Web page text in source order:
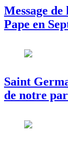
Message
Pape en
Saint
de notre